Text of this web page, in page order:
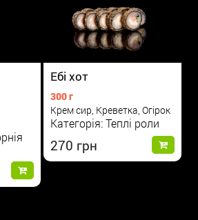
Ебі хот
300 г
Крем сир, Креветка, Огірок
Категорія: Теплі роли
270